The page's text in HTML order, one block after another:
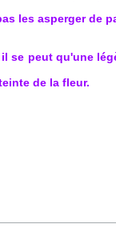
les asperger de
se peut qu'une
de la fleur.